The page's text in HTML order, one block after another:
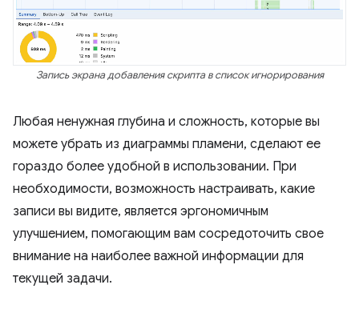
Запись экрана добавления скрипта в список игнорирования
Любая ненужная глубина и сложность, которые вы
можете убрать из диаграммы пламени, сделают ее
гораздо более удобной в использовании. При
необходимости, возможность настраивать, какие
записи вы видите, является эргономичным
улучшением, помогающим вам сосредоточить свое
внимание на наиболее важной информации для
текущей задачи.